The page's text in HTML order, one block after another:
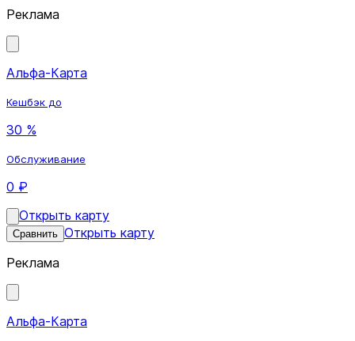
Реклама
Альфа-Карта
Кешбэк до
30 %
Обслуживание
0 ₽
Открыть карту
Сравнить Открыть карту
Реклама
Альфа-Карта